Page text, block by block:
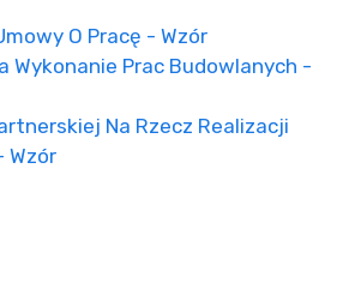
O Pracę - Wzór
Wykonanie Prac Budowlanych -
Na Rzecz Realizacji
Wzór